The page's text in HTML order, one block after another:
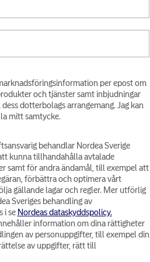
per epost om
och tjänster samt inbjudningar
dotterbolags arrangemang. Jag kan
mitt samtycke.
behandlar Nordea Sverige
kunna tillhandahålla avtalade
samt för andra ändamål, till exempel att
förbättra och optimera vårt
gällande lagar och regler. Mer utförlig
Sveriges behandling av
i se Nordeas dataskyddspolicy.
information om dina rättigheter
av personuppgifter, till exempel din
av uppgifter, rätt till